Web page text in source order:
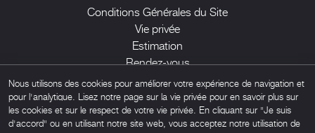
Conditions Générales du Site
Vie privée
Estimation
Rendez-vous
Contact
Nous utilisons des cookies pour améliorer votre expérience de navigation et
pour l'analytique. Lisez notre page sur la vie privée pour en savoir plus sur
les cookies et sur le respect de votre vie privée. En cliquant sur "Je suis
d'accord" ou en utilisant notre site web, vous acceptez notre utilisation de